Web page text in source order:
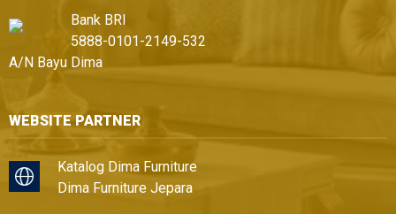
Bank BRI
5888-0101-2149-532
A/N Bayu Dima
WEBSITE PARTNER
Katalog Dima Furniture
Dima Furniture Jepara